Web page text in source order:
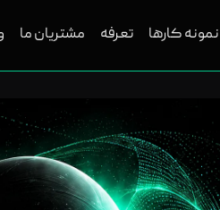
نمونه کارها تعرفه مشتریان ما